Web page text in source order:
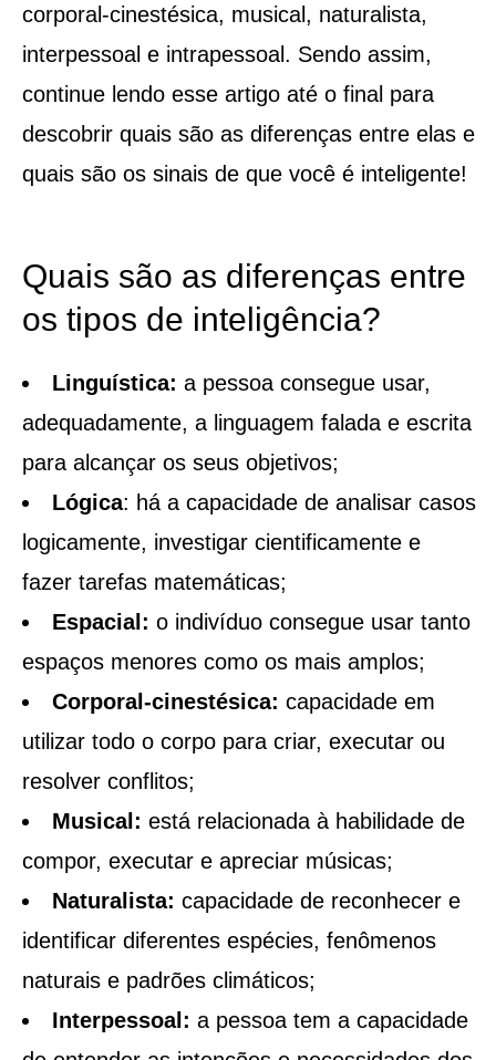
corporal-cinestésica, musical, naturalista,
interpessoal e intrapessoal. Sendo assim,
continue lendo esse artigo até o final para
descobrir quais são as diferenças entre elas e
quais são os sinais de que você é inteligente!
Quais são as diferenças entre
os tipos de inteligência?
Linguística: a pessoa consegue usar,
adequadamente, a linguagem falada e escrita
para alcançar os seus objetivos;
Lógica: há a capacidade de analisar casos
logicamente, investigar cientificamente e
fazer tarefas matemáticas;
Espacial: o indivíduo consegue usar tanto
espaços menores como os mais amplos;
Corporal-cinestésica: capacidade em
utilizar todo o corpo para criar, executar ou
resolver conflitos;
Musical: está relacionada à habilidade de
compor, executar e apreciar músicas;
Naturalista: capacidade de reconhecer e
identificar diferentes espécies, fenômenos
naturais e padrões climáticos;
Interpessoal: a pessoa tem a capacidade